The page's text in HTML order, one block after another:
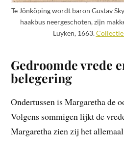
Te Jönköping wordt baron Gustav
haakbus neergeschoten, zijn
Luyken, 1663.
Gedroomde vrede
belegering
Ondertussen is Margaretha de
Volgens sommigen lijkt de
Margaretha zien zij het